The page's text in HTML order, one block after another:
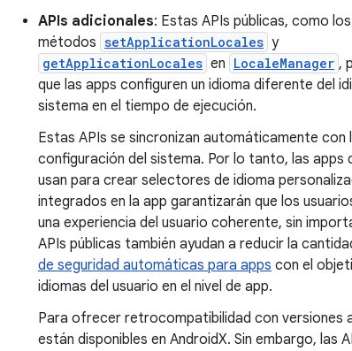
APIs adicionales: Estas APIs públicas, como los
métodos setApplicationLocales y
getApplicationLocales en LocaleManager ,
que las apps configuren un idioma diferente del
sistema en el tiempo de ejecución.
Estas APIs se sincronizan automáticamente con
configuración del sistema. Por lo tanto, las apps
usan para crear selectores de idioma
integrados en la app garantizarán que los
una experiencia del usuario coherente, sin
APIs públicas también ayudan a reducir la
de seguridad automáticas para apps con el
idiomas del usuario en el nivel de app.
Para ofrecer retrocompatibilidad con versiones
están disponibles en AndroidX. Sin embargo,